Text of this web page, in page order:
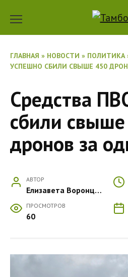
содержанию
ГЛАВНАЯ » НОВОСТИ » ПОЛИТИКА
УСПЕШНО СБИЛИ СВЫШЕ 450
Средства
сбили
дронов за
АВТОР
Елизавета Воронцова
ПРОСМОТРОВ
60